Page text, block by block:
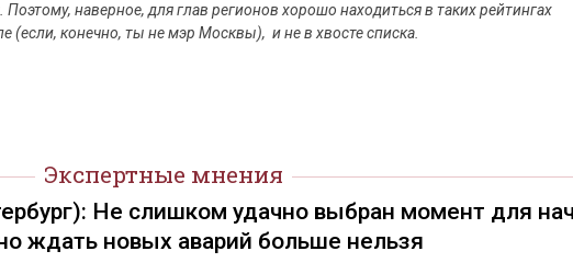
наверное, для глав регионов хорошо находиться в таких рейтингах
(если, конечно, ты не мэр Москвы), и не в хвосте списка.
Экспертные мнения
Не слишком удачно выбран момент для
ждать новых аварий больше нельзя